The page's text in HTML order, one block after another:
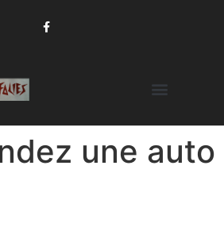
une auto